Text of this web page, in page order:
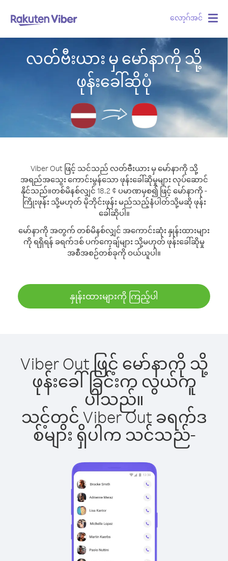
လော့ဂ်အင်
လတ်ဗီးယား မှ မော်နာကို သို့
ဖုန်းခေါ်ဆိုပုံ
Viber Out ဖြင့် သင်သည် လတ်ဗီးယား မှ မော်နာကို သို့
အရည်အသွေး ကောင်းမွန်သော ဖုန်းခေါ်ဆိုမှုများ လုပ်ဆောင်
နိုင်သည်။တစ်မိနစ်လျှင် 18.2 ¢ ပမာဏမှစ၍ ဖြင့် မော်နာကို -
ကြိုးဖုန်း သို့မဟုတ် မိုဘိုင်းဖုန်း မည်သည့်နံပါတ်သို့မဆို ဖုန်း
ခေါ်ဆိုပါ။
မော်နာကို အတွက် တစ်မိနစ်လျှင် အကောင်းဆုံး နှုန်းထားများ
ကို ရရှိရန် ခရက်ဒစ် ပက်ကေ့ချ်များ သို့မဟုတ် ဖုန်းခေါ်ဆိုမှု
အစီအစဉ်တစ်ခုကို ဝယ်ယူပါ။
နှုန်းထားများကို ကြည့်ပါ
Viber Out ဖြင့် မော်နာကို သို့
ဖုန်းခေါ်ခြင်းက လွယ်ကူ
ပါသည်။
သင့်တွင် Viber Out ခရက်ဒ
စ်များ ရှိပါက သင်သည်-